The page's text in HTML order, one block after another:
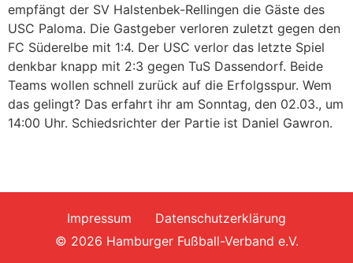
empfängt der SV Halstenbek-Rellingen die Gäste des
USC Paloma. Die Gastgeber verloren zuletzt gegen den
FC Süderelbe mit 1:4. Der USC verlor das letzte Spiel
denkbar knapp mit 2:3 gegen TuS Dassendorf. Beide
Teams wollen schnell zurück auf die Erfolgsspur. Wem
das gelingt? Das erfahrt ihr am Sonntag, den 02.03., um
14:00 Uhr. Schiedsrichter der Partie ist Daniel Gawron.
Impressum
Datenschutzerklärung
© 2026 Hamburger Fußball-Verband e.V.